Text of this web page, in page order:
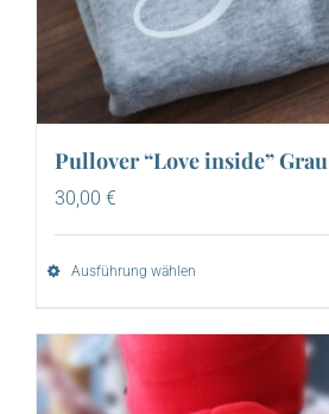
Pullover “Love inside” Grau
30,00 €
Ausführung wählen